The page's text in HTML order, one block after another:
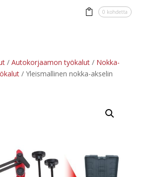
0 kohdetta
/ Autokorjaamon työkalut/ Nokka-
/ Yleismallinen nokka-akselin